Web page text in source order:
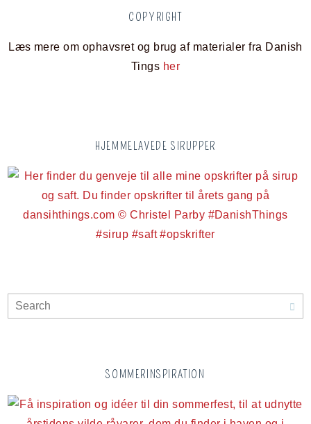
COPYRIGHT
Læs mere om ophavsret og brug af materialer fra Danish
Tings her
HJEMMELAVEDE SIRUPPER
SOMMERINSPIRATION